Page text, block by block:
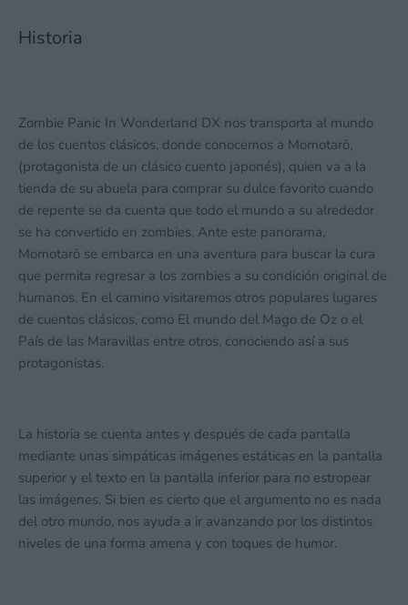
Historia
Zombie Panic In Wonderland DX nos transporta al mundo
de los cuentos clásicos, donde conocemos a Momotarō,
(protagonista de un clásico cuento japonés), quien va a la
tienda de su abuela para comprar su dulce favorito cuando
de repente se da cuenta que todo el mundo a su alrededor
se ha convertido en zombies. Ante este panorama,
Momotarō se embarca en una aventura para buscar la cura
que permita regresar a los zombies a su condición original de
humanos. En el camino visitaremos otros populares lugares
de cuentos clásicos, como El mundo del Mago de Oz o el
País de las Maravillas entre otros, conociendo así a sus
protagonistas.
La historia se cuenta antes y después de cada pantalla
mediante unas simpáticas imágenes estáticas en la pantalla
superior y el texto en la pantalla inferior para no estropear
las imágenes. Si bien es cierto que el argumento no es nada
del otro mundo, nos ayuda a ir avanzando por los distintos
niveles de una forma amena y con toques de humor.